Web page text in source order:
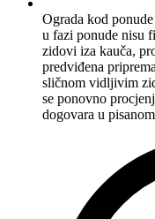
Ograda kod
u fazi ponude nisu
zidovi iza kauča,
predviđena
sličnom vidljivim
se ponovno
dogovara u